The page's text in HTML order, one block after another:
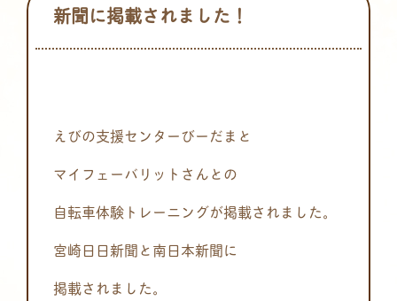
新聞に掲載されました！
えびの支援センターびーだまと
マイフェーバリットさんとの
自転車体験トレーニングが掲載されました。
宮崎日日新聞と南日本新聞に
掲載されました。